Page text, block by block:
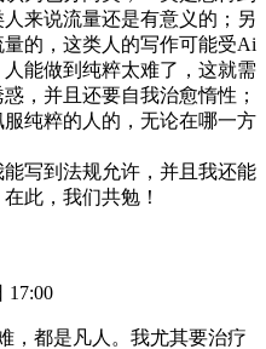
来说流量还是有意义的；另
的，这类人的写作可能受Ai
能做到纯粹太难了，这就需
，并且还要自我治愈惰性；
纯粹的人的，无论在哪一方
写到法规允许，并且我还能
此，我们共勉！
17:00
，都是凡人。我尤其要治疗